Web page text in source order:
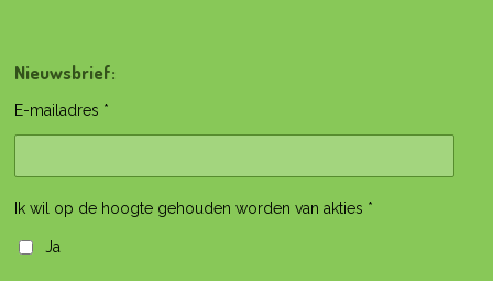
Nieuwsbrief:
E-mailadres *
Ik wil op de hoogte gehouden worden van akties *
Ja